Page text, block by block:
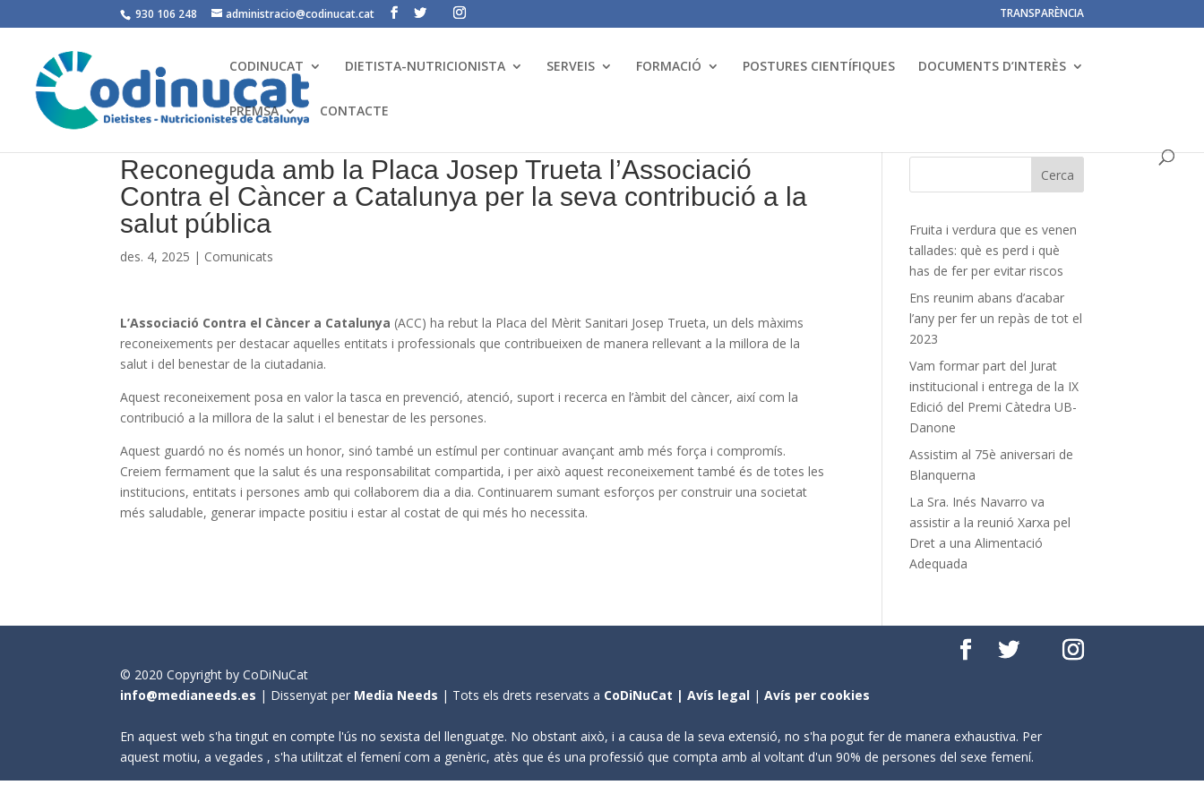
930 106 248 administracio@codinucat.cat TRANSPARÈNCIA
CODINUCAT DIETISTA-NUTRICIONISTA SERVEIS FORMACIÓ POSTURES CIENTÍFIQUES DOCUMENTS D’INTERÈS
PREMSA CONTACTE
Reconeguda amb la Placa Josep Trueta l’Associació
Contra el Càncer a Catalunya per la seva contribució a la
salut pública
des. 4, 2025 | Comunicats
L’Associació Contra el Càncer a Catalunya (ACC) ha rebut la Placa del Mèrit Sanitari Josep Trueta, un dels màxims
reconeixements per destacar aquelles entitats i professionals que contribueixen de manera rellevant a la millora de la
salut i del benestar de la ciutadania.
Aquest reconeixement posa en valor la tasca en prevenció, atenció, suport i recerca en l’àmbit del càncer, així com la
contribució a la millora de la salut i el benestar de les persones.
Aquest guardó no és només un honor, sinó també un estímul per continuar avançant amb més força i compromís.
Creiem fermament que la salut és una responsabilitat compartida, i per això aquest reconeixement també és de totes les
institucions, entitats i persones amb qui col·laborem dia a dia. Continuarem sumant esforços per construir una societat
més saludable, generar impacte positiu i estar al costat de qui més ho necessita.
Fruita i verdura que es venen
tallades: què es perd i què
has de fer per evitar riscos
Ens reunim abans d’acabar
l’any per fer un repàs de tot el
2023
Vam formar part del Jurat
institucional i entrega de la IX
Edició del Premi Càtedra UB-
Danone
Assistim al 75è aniversari de
Blanquerna
La Sra. Inés Navarro va
assistir a la reunió Xarxa pel
Dret a una Alimentació
Adequada
© 2020 Copyright by CoDiNuCat
info@medianeeds.es | Dissenyat per Media Needs | Tots els drets reservats a CoDiNuCat |Avís legal |Avís per cookies
En aquest web s'ha tingut en compte l'ús no sexista del llenguatge. No obstant això, i a causa de la seva extensió, no s'ha pogut fer de manera exhaustiva. Per
aquest motiu, a vegades , s'ha utilitzat el femení com a genèric, atès que és una professió que compta amb al voltant d'un 90% de persones del sexe femení.